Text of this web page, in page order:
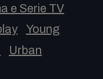
e Serie TV
Young
Urban